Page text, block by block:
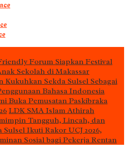
Forum Siapkan Festival
Sekolah di Makassar
Sekda Sulsel Sebagai
Bahasa Indonesia
Buka Pemusatan Paskibraka
LDK SMA Islam Athirah
Tangguh, Lincah, dan
Sulsel Ikuti Rakor UCJ 2026,
Sosial bagi Pekerja Rentan